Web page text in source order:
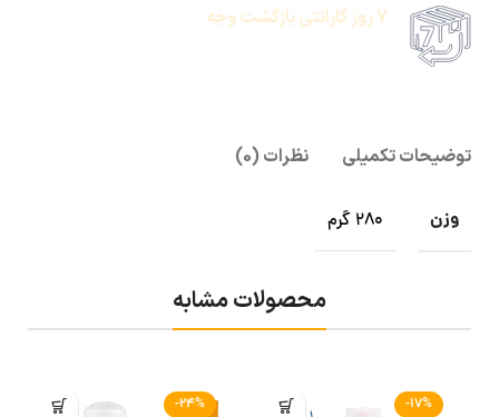
7 روز گارانتی بازگشت وجه
توضیحات تکمیلی نظرات (0)
وزن 280 گرم
محصولات مشابه
-17%
-24%